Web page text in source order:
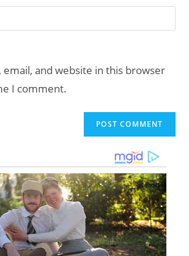
email, and website in this browser
I comment.